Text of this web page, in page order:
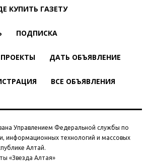
КУПИТЬ ГАЗЕТУ
ПОДПИСКА
ДАТЬ ОБЪЯВЛЕНИЕ
ВСЕ ОБЪЯВЛЕНИЯ
Управлением Федеральной службы по
информационных технологий и массовых
Алтай.
«Звезда Алтая»